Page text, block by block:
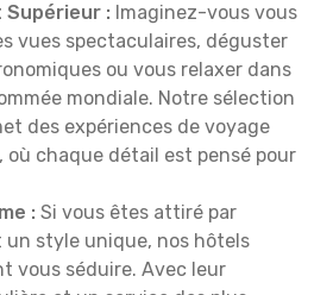
: Imaginez-vous vous
vues spectaculaires, déguster
ou vous relaxer dans
mondiale. Notre sélection
des expériences de voyage
où chaque détail est pensé pour
: Si vous êtes attiré par
style unique, nos hôtels
vous séduire. Avec leur